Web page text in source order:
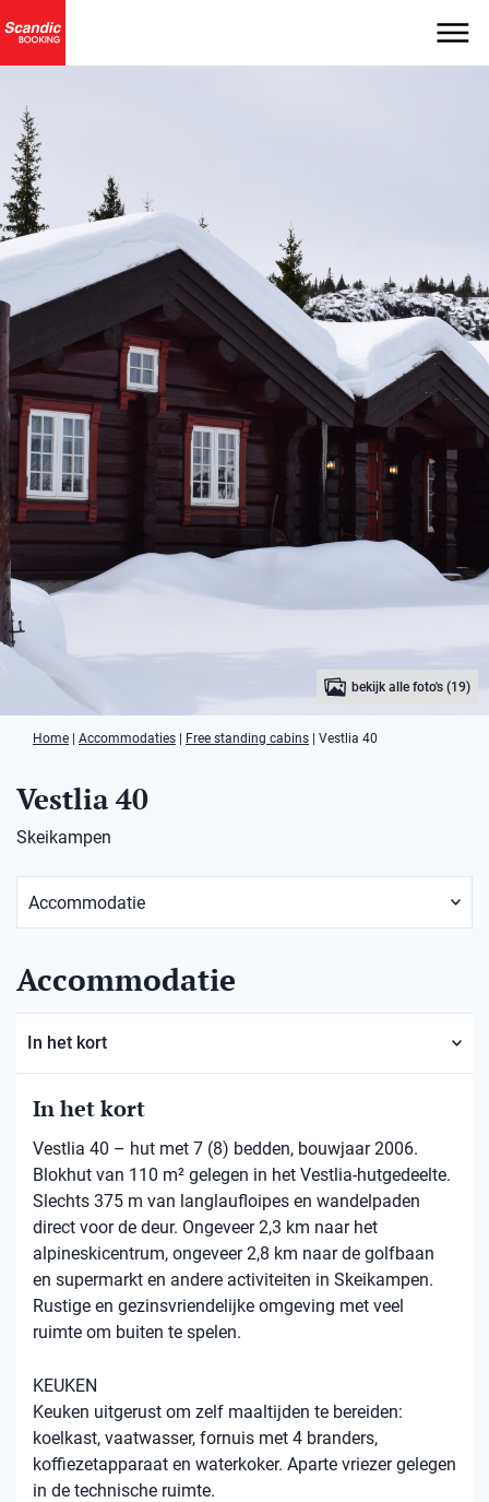
bekijk alle foto's (19)
Home Accommodaties Free standing cabins Vestlia 40
Vestlia 40
Skeikampen
Accommodatie
In het kort
In het kort
Vestlia 40 – hut met 7 (8) bedden, bouwjaar 2006.
Blokhut van 110 m² gelegen in het Vestlia-hutgedeelte.
Slechts 375 m van langlaufloipes en wandelpaden
direct voor de deur. Ongeveer 2,3 km naar het
alpineskicentrum, ongeveer 2,8 km naar de golfbaan
en supermarkt en andere activiteiten in Skeikampen.
Rustige en gezinsvriendelijke omgeving met veel
ruimte om buiten te spelen.
KEUKEN
Keuken uitgerust om zelf maaltijden te bereiden:
koelkast, vaatwasser, fornuis met 4 branders,
koffiezetapparaat en waterkoker. Aparte vriezer gelegen
in de technische ruimte.